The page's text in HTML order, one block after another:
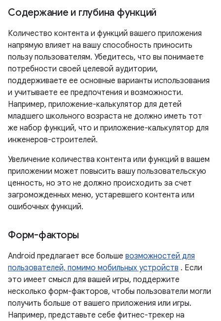
Содержание и глубина функций
Количество контента и функций вашего приложения
напрямую влияет на вашу способность приносить
пользу пользователям. Убедитесь, что вы понимаете
потребности своей целевой аудитории,
поддерживаете ее основные варианты использования
и учитываете ее предпочтения и возможности.
Например, приложение-калькулятор для детей
младшего школьного возраста не должно иметь тот
же набор функций, что и приложение-калькулятор для
инженеров-строителей.
Увеличение количества контента или функций в вашем
приложении может повысить вашу пользовательскую
ценность, но это не должно происходить за счет
загроможденных меню, устаревшего контента или
ошибочных функций.
Форм-факторы
Android предлагает все больше возможностей для
пользователей, помимо мобильных устройств . Если
это имеет смысл для вашей игры, поддержите
несколько форм-факторов, чтобы пользователи могли
получить больше от вашего приложения или игры.
Например, представьте себе фитнес-трекер на